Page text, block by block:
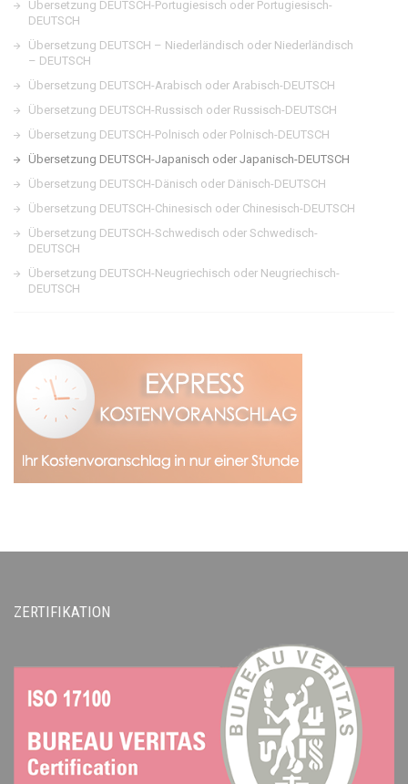
Übersetzung DEUTSCH-Portugiesisch oder Portugiesisch-
DEUTSCH
Übersetzung DEUTSCH – Niederländisch oder Niederländisch
– DEUTSCH
Übersetzung DEUTSCH-Arabisch oder Arabisch-DEUTSCH
Übersetzung DEUTSCH-Russisch oder Russisch-DEUTSCH
Übersetzung DEUTSCH-Polnisch oder Polnisch-DEUTSCH
Übersetzung DEUTSCH-Japanisch oder Japanisch-DEUTSCH
Übersetzung DEUTSCH-Dänisch oder Dänisch-DEUTSCH
Übersetzung DEUTSCH-Chinesisch oder Chinesisch-DEUTSCH
Übersetzung DEUTSCH-Schwedisch oder Schwedisch-
DEUTSCH
Übersetzung DEUTSCH-Neugriechisch oder Neugriechisch-
DEUTSCH
ZERTIFIKATION